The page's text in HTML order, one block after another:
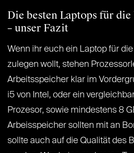
Die besten Laptops für
– unser Fazit
Wenn ihr euch ein Laptop für
zulegen wollt, stehen
Arbeitsspeicher klar im
i5 von Intel, oder ein
Prozesor, sowie mindestens 8
Arbeisspeicher sollten mit an
sollte auch auf die Qualität des